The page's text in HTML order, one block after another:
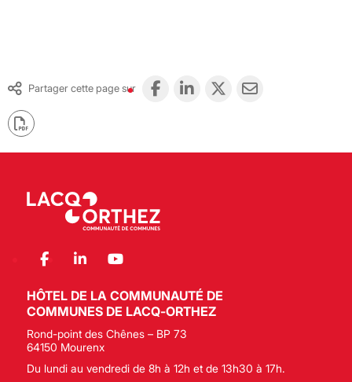
Partager cette page sur
HÔTEL DE LA COMMUNAUTÉ DE
COMMUNES DE LACQ-ORTHEZ
Rond-point des Chênes – BP 73
64150 Mourenx
Du lundi au vendredi de 8h à 12h et de 13h30 à 17h.